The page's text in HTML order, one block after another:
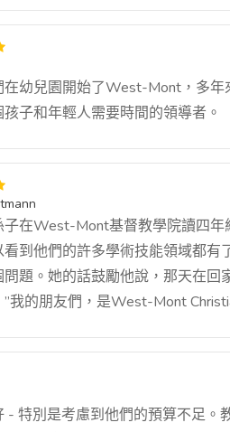
在幼兒園開始了West-Mont，多
子和年輕人需要時間的領導者。
子在West-Mont基督教學院讀四
看到他們的許多學術技能領域都
問題。她的話鼓勵他說，那天在
我的朋友們，是West-Mont
- 特別是考慮到他們的預算不足